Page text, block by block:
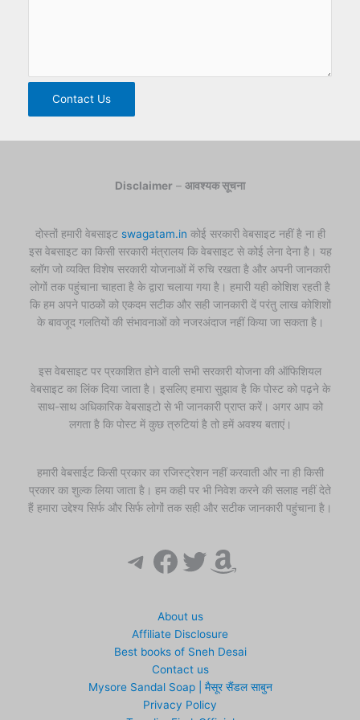
Contact Us
Disclaimer – आवश्यक सूचना
दोस्तों हमारी वेबसाइट swagatam.in कोई सरकारी वेबसाइट नहीं है ना ही
इस वेबसाइट का किसी सरकारी मंत्रालय कि वेबसाइट से कोई लेना देना है। यह
ब्लॉग जो व्यक्ति विशेष सरकारी योजनाओं में रुचि रखता है और अपनी जानकारी
लोगों तक पहुंचाना चाहता है के द्वारा चलाया गया है। हमारी यही कोशिश रहती है
कि हम अपने पाठकों को एकदम सटीक और सही जानकारी दें परंतु लाख कोशिशों
के बावजूद गलतियों की संभावनाओं को नजरअंदाज नहीं किया जा सकता है।
इस वेबसाइट पर प्रकाशित होने वाली सभी सरकारी योजना की ऑफिशियल
वेबसाइट का लिंक दिया जाता है। इसलिए हमारा सुझाव है कि पोस्ट को पढ़ने के
साथ-साथ अधिकारिक वेबसाइटो से भी जानकारी प्राप्त करें। अगर आप को
लगता है कि पोस्ट में कुछ त्रुटियां है तो हमें अवश्य बताएं।
हमारी वेबसाईट किसी प्रकार का रजिस्ट्रेशन नहीं करवाती और ना ही किसी
प्रकार का शुल्क लिया जाता है। हम कही पर भी निवेश करने की सलाह नहीं देते
हैं हमारा उद्देश्य सिर्फ और सिर्फ लोगों तक सही और सटीक जानकारी पहुंचाना है।
Telegram
Facebook
Twitter
Amazon
About us
Affiliate Disclosure
Best books of Sneh Desai
Contact us
Mysore Sandal Soap | मैसूर सैंडल साबुन
Privacy Policy